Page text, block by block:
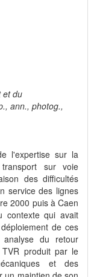
et du
ann., photog.,
l'expertise sur la
sur voie
des difficultés
service des lignes
2000 puis à Caen
contexte qui avait
de ces
du retour
produit par le
et des